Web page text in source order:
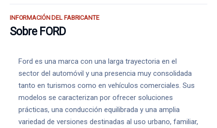
INFORMACIÓN DEL FABRICANTE
Sobre FORD
Ford es una marca con una larga trayectoria en el
sector del automóvil y una presencia muy consolidada
tanto en turismos como en vehículos comerciales. Sus
modelos se caracterizan por ofrecer soluciones
prácticas, una conducción equilibrada y una amplia
variedad de versiones destinadas al uso urbano, familiar,